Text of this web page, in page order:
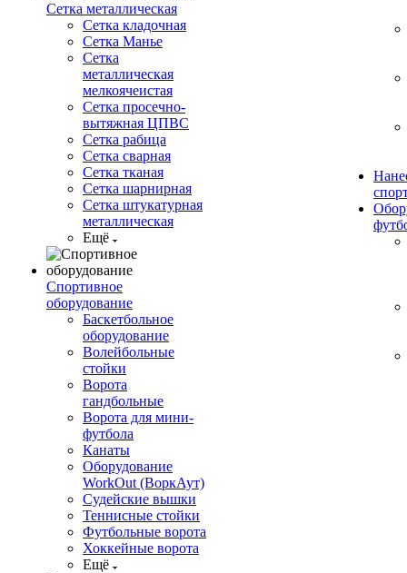
Сетка металлическая
Сетка кладочная
Сетка Манье
Сетка
металлическая
мелкоячеистая
Сетка просечно-
вытяжная ЦПВС
Сетка рабица
Сетка сварная
Сетка тканая
Сетка шарнирная
Сетка штукатурная
металлическая
Ещё
Спортивное
оборудование
Баскетбольное
оборудование
Волейбольные
стойки
Ворота
гандбольные
Ворота для мини-
футбола
Канаты
Оборудование
WorkOut (ВоркАут)
Судейские вышки
Теннисные стойки
Футбольные ворота
Хоккейные ворота
Ещё